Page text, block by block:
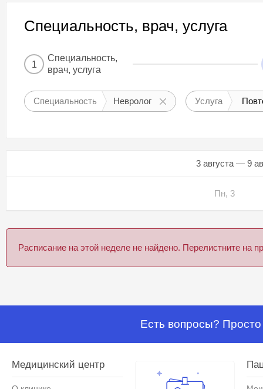
Специальность, врач, услуга
1
Специальность,
врач, услуга
Специальность Невролог Услуга
3 августа — 9
Пн, 3
Расписание на этой неделе не найдено. Перелистните
Есть вопросы?
Медицинский центр